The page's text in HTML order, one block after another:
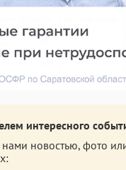
интересного
нами новостью, фото